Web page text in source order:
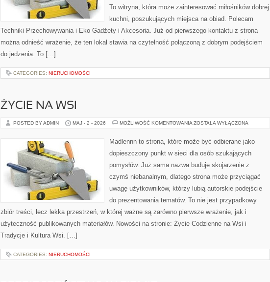
To witryna, która może zainteresować miłośników dobrej
kuchni, poszukujących miejsca na obiad. Polecam
Techniki Przechowywania i Eko Gadżety i Akcesoria. Już od pierwszego kontaktu z stroną
można odnieść wrażenie, że ten lokal stawia na czytelność połączoną z dobrym podejściem
do jedzenia. To […]
CATEGORIES: NIERUCHOMOŚCI
ŻYCIE NA WSI
POSTED BY ADMIN MAJ - 2 - 2026 MOŻLIWOŚĆ KOMENTOWANIA ŻYCIE
ZOSTAŁA WYŁĄCZONA
Madlennn to strona, które może być odbierane jako
dopieszczony punkt w sieci dla osób szukających
pomysłów. Już sama nazwa buduje skojarzenie z
czymś niebanalnym, dlatego strona może przyciągać
uwagę użytkowników, którzy lubią autorskie podejście
do prezentowania tematów. To nie jest przypadkowy
zbiór treści, lecz lekka przestrzeń, w której ważne są zarówno pierwsze wrażenie, jak i
użyteczność publikowanych materiałów. Nowości na stronie: Życie Codzienne na Wsi i
Tradycje i Kultura Wsi. […]
CATEGORIES: NIERUCHOMOŚCI